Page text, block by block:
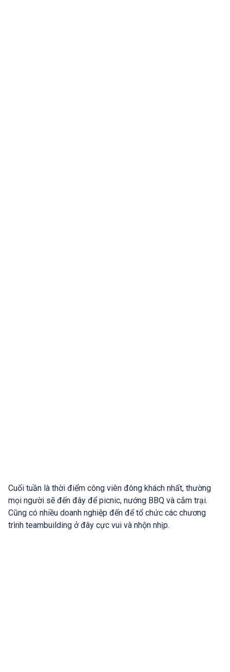
Cuối tuần là thời điểm công viên đông khách nhất, thường
mọi người sẽ đến đây để picnic, nướng BBQ và cắm trại.
Cũng có nhiều doanh nghiệp đến để tổ chức các chương
trình teambuilding ở đây cực vui và nhộn nhịp.